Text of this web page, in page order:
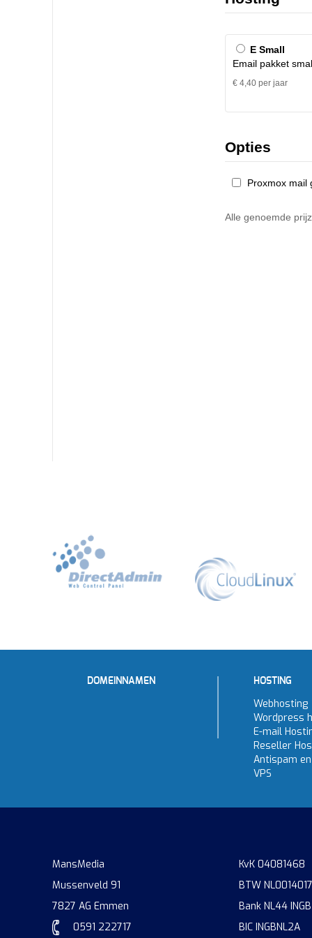
DOMEINNAMEN HOSTING
Webhosting
Wordpress
E-mail
Reseller
Antispam
VPS
MansMedia
Mussenveld 91
7827 AG Emmen
0591 222717
KvK 04081468
BTW
Bank NL44
BIC INGBNL2A